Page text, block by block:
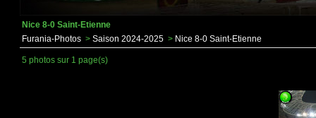
Nice 8-0 Saint-Etienne
Furania-Photos > Saison 2024-2025 > Nice 8-0 Saint-Etienne
5 photos sur 1 page(s)